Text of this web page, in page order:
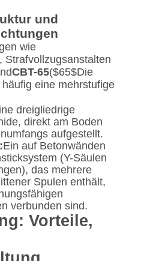
und
wie
Strafvollzugsanstalten
CBT-65($65$Die
eine mehrstufige
dreigliedrige
direkt am Boden
aufgestellt.
Ein auf Betonwänden
(Y-Säulen
das mehrere
Spulen enthält,
verbunden sind.
Vorteile,